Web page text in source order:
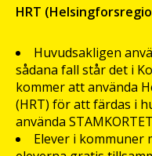
HRT
Huvudsakligen
sådana fall står det i
kommer att använda
(HRT) för att färdas i
använda
Elever i kommuner